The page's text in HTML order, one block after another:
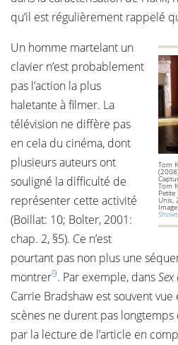
qu’il est régulièrement rappelé
Tom
Tom
Unis,
Un homme martelant un
clavier n’est probablement
pas l’action la plus
haletante à filmer. La
télévision ne diffère pas
en cela du cinéma, dont
plusieurs auteurs ont
souligné la difficulté de
représenter cette activité
(Boillat: 10; Bolter, 2001:
chap. 2, §5). Ce n’est
pourtant pas non plus une
montrer9. Par exemple, dans
Carrie Bradshaw est souvent
scènes ne durent pas
par la lecture de l’article en